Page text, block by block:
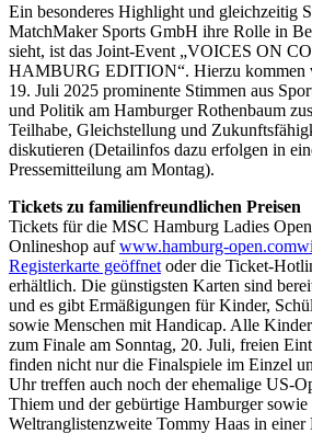
Ein besonderes Highlight und gleichzeitig
MatchMaker Sports GmbH ihre Rolle in
sieht, ist das Joint-Event „VOICES ON
HAMBURG EDITION“. Hierzu kommen
19. Juli 2025 prominente Stimmen aus
und Politik am Hamburger Rothenbaum
Teilhabe, Gleichstellung und
diskutieren (Detailinfos dazu erfolgen in
Pressemitteilung am Montag).
Tickets zu familienfreundlichen Preisen
Tickets für die MSC Hamburg Ladies
Onlineshop aufwww.hamburg-open.com
Registerkarte geöffnet oder die Ticket-
erhältlich. Die günstigsten Karten sind
und es gibt Ermäßigungen für Kinder,
sowie Menschen mit Handicap. Alle
zum Finale am Sonntag, 20. Juli, freien
finden nicht nur die Finalspiele im Einzel
Uhr treffen auch noch der ehemalige US-
Thiem und der gebürtige Hamburger sowie
Weltranglistenzweite Tommy Haas in